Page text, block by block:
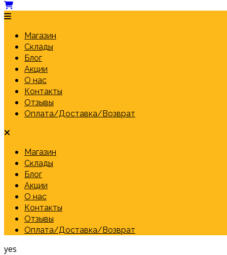
Магазин
Склады
Блог
Акции
О нас
Контакты
Отзывы
Оплата/Доставка/Возврат
Магазин
Склады
Блог
Акции
О нас
Контакты
Отзывы
Оплата/Доставка/Возврат
yes